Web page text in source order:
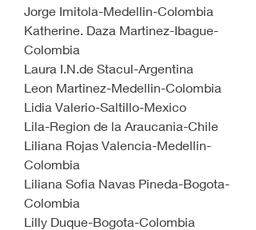
Jorge Imitola-Medellin-Colombia
Katherine. Daza Martinez-Ibague-
Colombia
Laura I.N.de Stacul-Argentina
Leon Martinez-Medellin-Colombia
Lidia Valerio-Saltillo-Mexico
Lila-Region de la Araucania-Chile
Liliana Rojas Valencia-Medellin-
Colombia
Liliana Sofia Navas Pineda-Bogota-
Colombia
Lilly Duque-Bogota-Colombia